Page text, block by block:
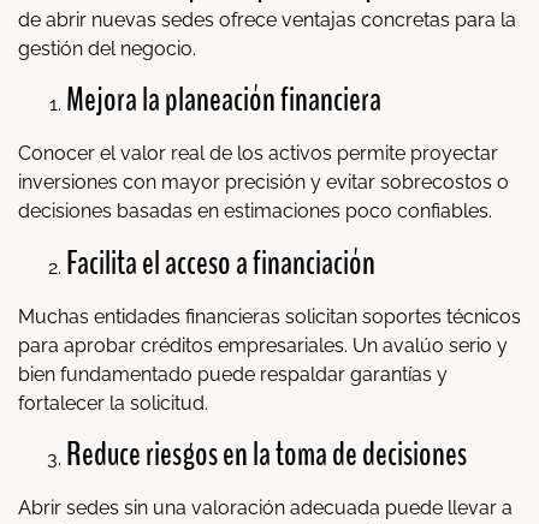
de abrir nuevas sedes ofrece ventajas concretas para la
gestión del negocio.
Mejora la planeación financiera
Conocer el valor real de los activos permite proyectar
inversiones con mayor precisión y evitar sobrecostos o
decisiones basadas en estimaciones poco confiables.
Facilita el acceso a financiación
Muchas entidades financieras solicitan soportes técnicos
para aprobar créditos empresariales. Un avalúo serio y
bien fundamentado puede respaldar garantías y
fortalecer la solicitud.
Reduce riesgos en la toma de decisiones
Abrir sedes sin una valoración adecuada puede llevar a